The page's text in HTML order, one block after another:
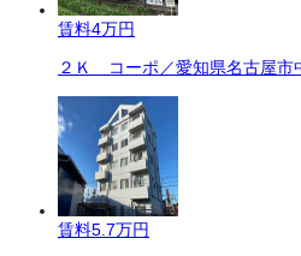
賃料4万円
２Ｋ コーポ／愛知県名古屋市
賃料5.7万円